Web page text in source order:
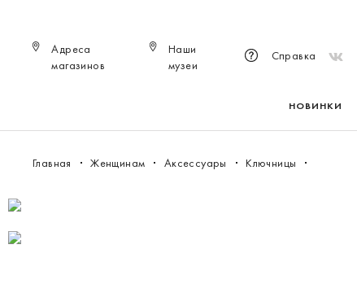
Адреса
магазинов
Наши
музеи
Справка
НОВИНКИ
Главная Женщинам Аксессуары Ключницы